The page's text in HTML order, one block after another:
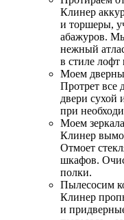
Клинер
и торшеры,
абажуров.
нежный
в стиле лофт
Моем
Протрет все
двери сухой
при
Моем
Клинер
Отмоет
шкафов.
полки.
Пылесосим
Клинер
и